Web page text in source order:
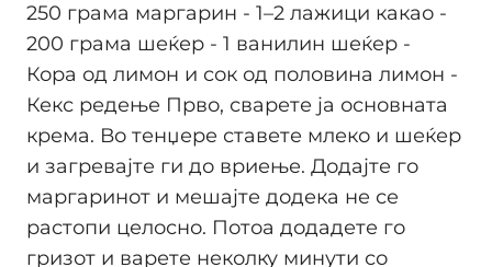
250 грама маргарин - 1–2 лажици какао -
200 грама шеќер - 1 ванилин шеќер -
Кора од лимон и сок од половина лимон -
Кекс редење Прво, сварете ја основната
крема. Во тенџере ставете млеко и шеќер
и загревајте ги до вриење. Додајте го
маргаринот и мешајте додека не се
растопи целосно. Потоа додадете го
гризот и варете неколку минути со